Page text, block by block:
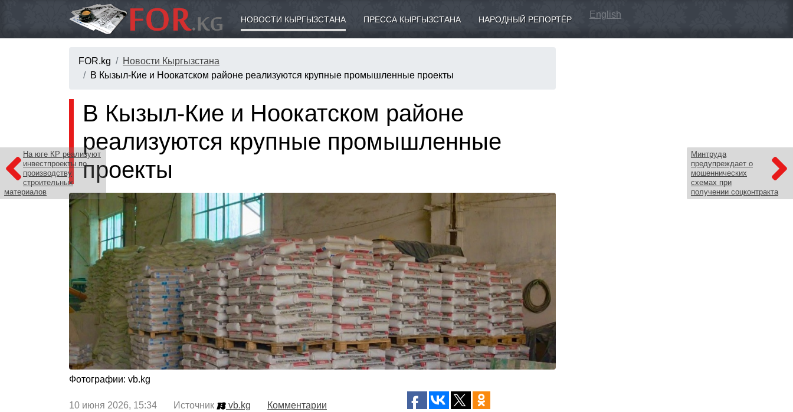
НОВОСТИ КЫРГЫЗСТАНА ПРЕССА КЫРГЫЗСТАНА НАРОДНЫЙ РЕПОРТЁР English
FOR.kg
Новости Кыргызстана
В Кызыл-Кие и Ноокатском районе реализуются крупные промышленные проекты
На юге КР реализуют
инвестпроекты по
производству
строительных
материалов
Минтруда
предупреждает о
мошеннических
схемах при
получении соцконтракта
В Кызыл-Кие и Ноокатском районе
реализуются крупные промышленные
проекты
Фотографии: vb.kg
10 июня 2026, 15:34 Источник vb.kg Комментарии